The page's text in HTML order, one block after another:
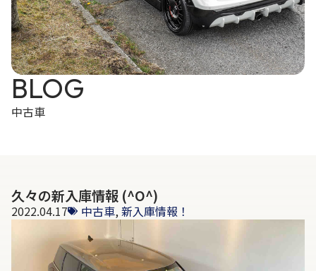
BLOG
中古車
久々の新入庫情報 (^O^)
2022.04.17 中古車,新入庫情報！